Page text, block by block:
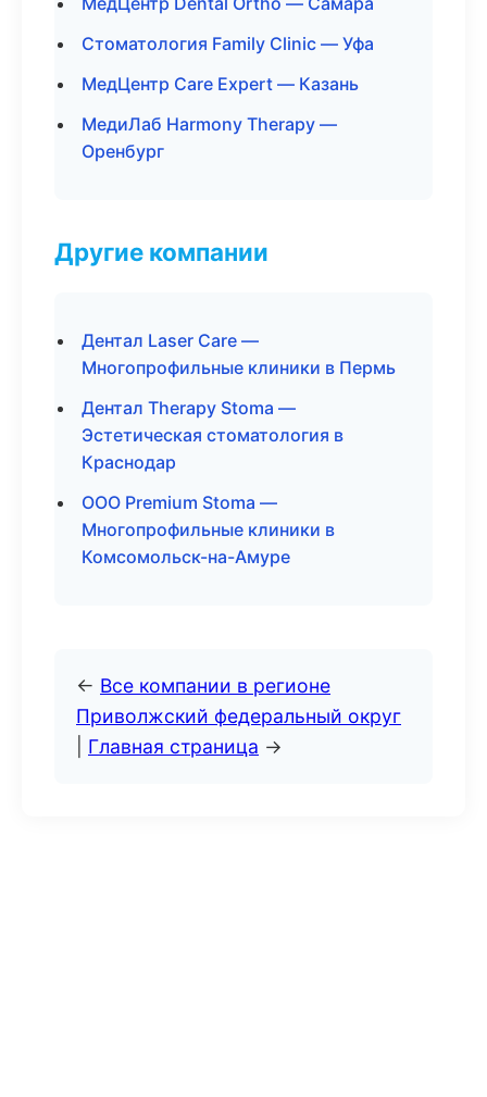
Стоматология Family Clinic — Уфа
МедЦентр Care Expert — Казань
МедиЛаб Harmony Therapy —
Оренбург
Другие компании
Дентал Laser Care —
Многопрофильные клиники в Пермь
Дентал Therapy Stoma —
Эстетическая стоматология в
Краснодар
ООО Premium Stoma —
Многопрофильные клиники в
Комсомольск-на-Амуре
← Все компании в регионе
Приволжский федеральный округ
Главная страница →